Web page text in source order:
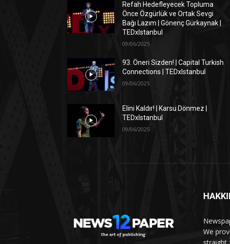
Refah Hedefleyecek Topluma
Önce Özgürlük ve Ortak Sevgi
Bağı Lazım | Gönenç Gürkaynak |
TEDxIstanbul
09/06/2025
93. Öneri Sizden! | Capital Turkish
Connections | TEDxIstanbul
09/06/2025
Elini Kaldır! | Karsu Dönmez |
TEDxIstanbul
09/06/2025
We